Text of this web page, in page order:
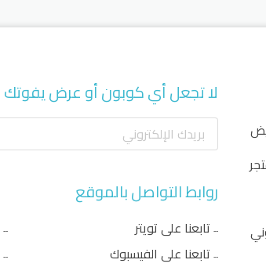
لا تجعل أي كوبون أو عرض يفوتك
روابط التواصل بالموقع
تابعنا على تويتر
تابعنا على الفيسبوك